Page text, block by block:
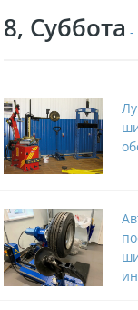
8, Суббота -